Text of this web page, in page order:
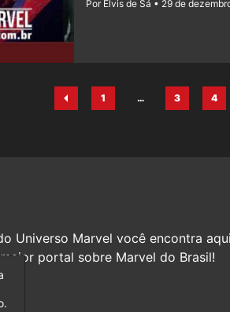
Por Elvis de Sá 29 de
Página
1
…
Página
3
4
Universo Marvel você encontra
portal sobre Marvel do Brasil!